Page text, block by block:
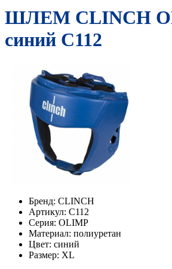
ШЛЕМ CLINCH
синий С112
Бренд: CLINCH
Артикул: С112
Серия: OLIMP
Материал: полиуретан
Цвет: синий
Размер: XL